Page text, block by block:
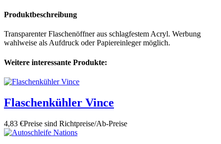
Produktbeschreibung
Transparenter Flaschenöffner aus schlagfestem Acryl. Werbung
wahlweise als Aufdruck oder Papiereinleger möglich.
Weitere interessante Produkte:
Flaschenkühler Vince
4,83 €Preise sind Richtpreise/Ab-Preise